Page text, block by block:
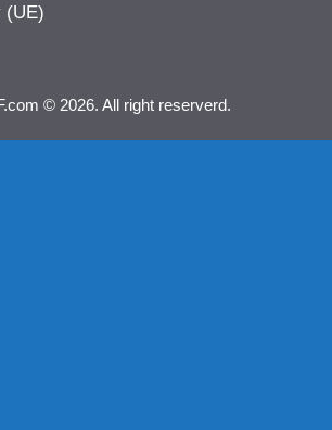
(UE)
© 2026. All right reserverd.